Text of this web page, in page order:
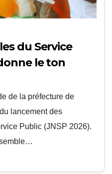
du Service
le ton
de la préfecture de
lancement des
Public (JNSP 2026).